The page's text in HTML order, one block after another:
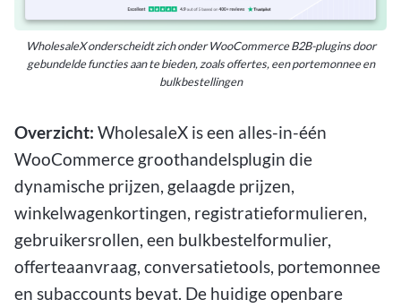
WholesaleX onderscheidt zich onder WooCommerce B2B-plugins door
gebundelde functies aan te bieden, zoals offertes, een portemonnee en
bulkbestellingen
Overzicht: WholesaleX is een alles-in-één
WooCommerce groothandelsplugin die
dynamische prijzen, gelaagde prijzen,
winkelwagenkortingen, registratieformulieren,
gebruikersrollen, een bulkbestelformulier,
offerteaanvraag, conversatietools, portemonnee
en subaccounts bevat. De huidige openbare